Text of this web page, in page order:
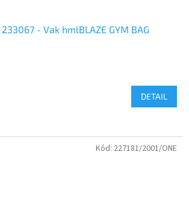
- Vak hmlBLAZE GYM BAG
DETAIL
Kód: 227181/2001/ONE